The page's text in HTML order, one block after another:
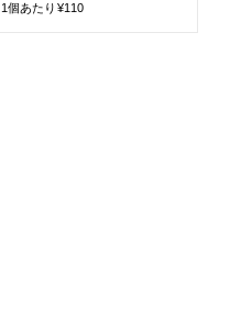
1個あたり¥110